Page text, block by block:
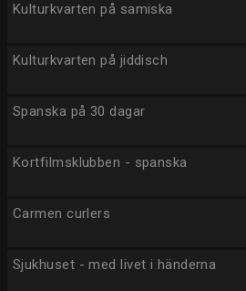
Kulturkvarten på samiska
Kulturkvarten på jiddisch
Spanska på 30 dagar
Kortfilmsklubben - spanska
Carmen curlers
Sjukhuset - med livet i händerna